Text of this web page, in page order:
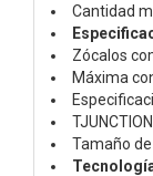
Cantidad
Zócalos
Máxima
Tamaño